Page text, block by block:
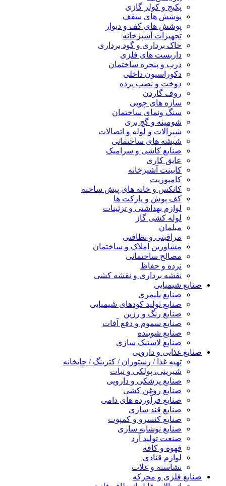
پکیج و کولر گازی
پوشش های سقف
پوشش های کف و دیوار
تجهیزات آشپزخانه
خاک برداری و گود برداری
داربست های فلزی
درب و پنجره ساختمان
دکوراسیون داخلی
دوخت و نصب پرده
روف گاردن
سازه های چوبی
سنگ ونمای ساختمان
شومینه و گچ بری
شیرآلات و لوله و اتصالات
شیشه های ساختمانی
صنایع کاشی و سرامیک
عایق کاری
کابینت آشپزخانه
کامپوزیت
کانکس و خانه های پیش ساخته
کف پوش و پارکت ها
لوازم بهداشتی و تزئینات
لوله کشی گاز
مبلمان
مراقبتی و نظافتی
مشاورین املاک و ساختمان
مصالح ساختمانی
نرده و حفاظ
نقشه برداری و نقشه کشی
صنایع شیمیایی
صنایع پلیمری
صنایع تولید کودهای شیمیایی
صنایع رنگ و رزین
صنایع سموم و دفع آفات
صنایع شوینده
صنایع لاستیک سازی
صنایع غذایی و دارویی
تهیه غذا / رستوران / کترینگ / چایخانه
شیرینی، پولکی و نبات
صنایع پزشکی و دارویی
صنایع روغن کشی
صنایع فرآورده های دامی
صنایع قند سازی
صنایع کنسرو و کمپوت
صنایع نوشابه سازی
صنعت تولید آرد
قهوه و کافه
لوازم قنادی
نشاسته و غلات
صنایع فلزی و محرکه